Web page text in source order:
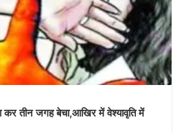
तीन जगह बेचा,आखिर में वेश्यावृति में